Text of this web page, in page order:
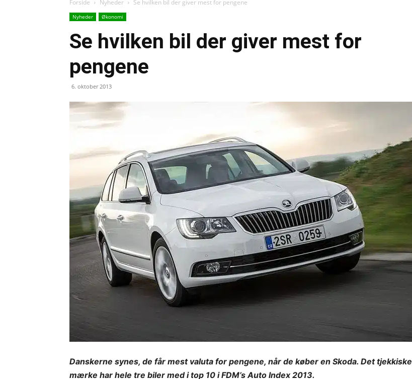
Forside Nyheder Se hvilken bil der giver mest for pengene
Nyheder Økonomi
Se hvilken bil der giver mest for
pengene
6. oktober 2013
Danskerne synes, de får mest valuta for pengene, når de køber en Skoda. Det tjekkiske
mærke har hele tre biler med i top 10 i FDM’s Auto Index 2013.